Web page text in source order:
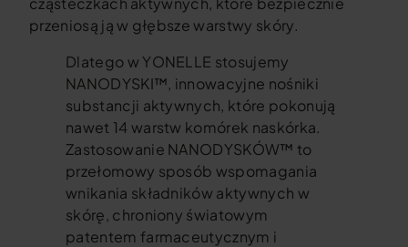
przeniosą ją w głębsze warstwy skóry.
Dlatego w YONELLE stosujemy
NANODYSKI™, innowacyjne nośniki
substancji aktywnych, które pokonują
nawet 14 warstw komórek naskórka.
Zastosowanie NANODYSKÓW™ to
przełomowy sposób wspomagania
wnikania składników aktywnych w
skórę, chroniony światowym
patentem farmaceutycznym i